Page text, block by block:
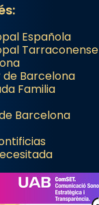
Española
Tarraconense
de Barcelona
Familia
Barcelona